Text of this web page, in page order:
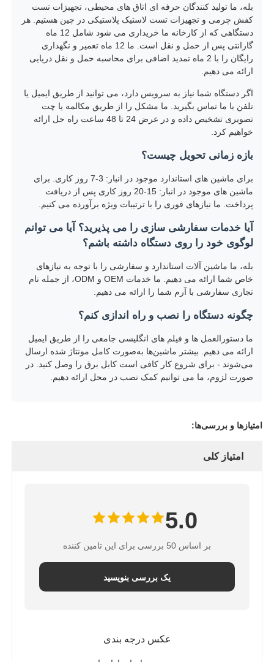
بله، ما تولید کنندگان حرفه ای اتاق های محیطی، تجهیزات تست
کفش چرمی و تجهیزات تست لاستیک پلاستیکی در چین هستیم. هر
دستگاهی که از کارخانه ما خریداری می شود شامل 12 ماه
گارانتی پس از حمل و نقل است. ما 12 ماه تعمیر و نگهداری
رایگان را با 2 ماه تمدید اضافی برای محاسبه حمل و نقل دریایی
ارائه می دهیم.
اگر دستگاه شما نیاز به سرویس دارد، می توانید از طریق ایمیل یا
تلفن با ما تماس بگیرید. ما مشکل را از طریق مکالمه یا چت
تصویری تشخیص داده و در عرض 24 تا 48 ساعت راه حل ارائه
خواهیم کرد.
بازه زمانی تحویل چیست؟
برای ماشین های استاندارد موجود در انبار: 3-7 روز کاری. برای
ماشین های موجود در انبار: 15-20 روز کاری پس از دریافت
پرداخت. ما نیازهای فوری را با ترتیبات ویژه برآورده می کنیم.
آیا خدمات سفارشی سازی را می پذیرید؟ آیا می توانم
لوگوی خود را روی دستگاه داشته باشم؟
بله، ما ماشین آلات استاندارد و سفارشی را با توجه به نیازهای
خاص شما ارائه می دهیم. ما خدمات OEM و ODM، از جمله نام
تجاری سفارشی با آرم شما را ارائه می دهیم.
چگونه دستگاه را نصب و راه اندازی کنم؟
ما دستورالعمل ها و فیلم های انگلیسی جامعی را از طریق ایمیل
ارائه می دهیم. بیشتر ماشین‌ها به‌صورت کامل مونتاژ شده ارسال
می‌شوند - برای شروع کار کافی است کابل برق را وصل کنید. در
صورت لزوم، ما می توانیم کمک نصب در محل ارائه دهیم.
امتیازها و بررسی‌ها:
امتیاز کلی
5.0
بر اساس 50 بررسی برای این تامین کننده
یک بررسی بنویسید
عکس درجه بندی